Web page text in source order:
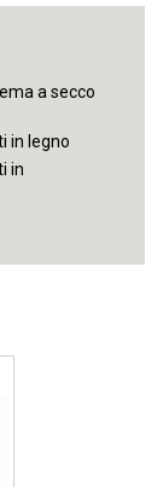
a secco
in legno
in